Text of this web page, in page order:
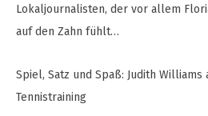
Lokaljournalisten, der vor allem
auf den Zahn fühlt…
Spiel, Satz und Spaß: Judith
Tennistraining